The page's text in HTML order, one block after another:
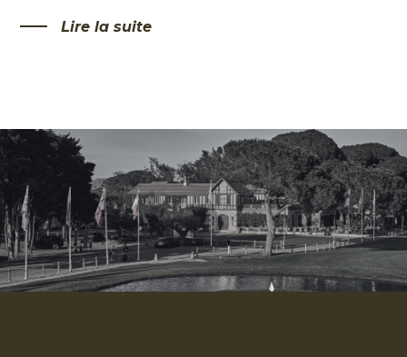
Lire la suite